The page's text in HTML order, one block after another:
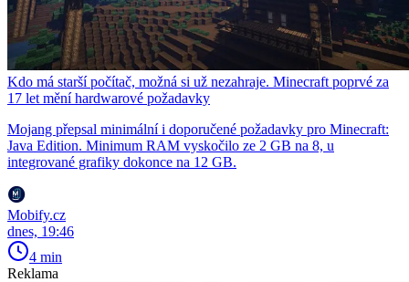
Kdo má starší počítač, možná si už nezahraje. Minecraft poprvé za
17 let mění hardwarové požadavky
Mojang přepsal minimální i doporučené požadavky pro Minecraft:
Java Edition. Minimum RAM vyskočilo ze 2 GB na 8, u
integrované grafiky dokonce na 12 GB.
Mobify.cz
dnes, 19:46
4 min
Reklama